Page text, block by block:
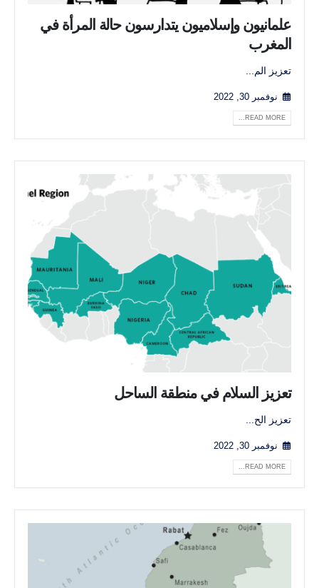
علمانيون وإسلاميون يتدارسون حالة المرأة في
المغرب
تعزيز الم...
نوفمبر 30, 2022
READ MORE...
تعزيز السلام في منطقة الساحل
تعزيز الح...
نوفمبر 30, 2022
READ MORE...